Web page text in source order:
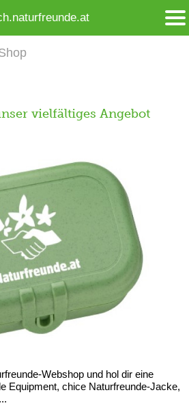
vielfältiges Angebot
Webshop und hol dir eine
Equipment, chice Naturfreunde-Jacke,